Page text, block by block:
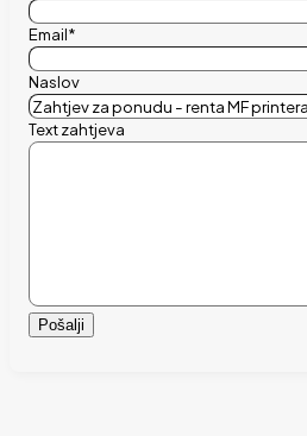
Email*
Naslov
Text zahtjeva